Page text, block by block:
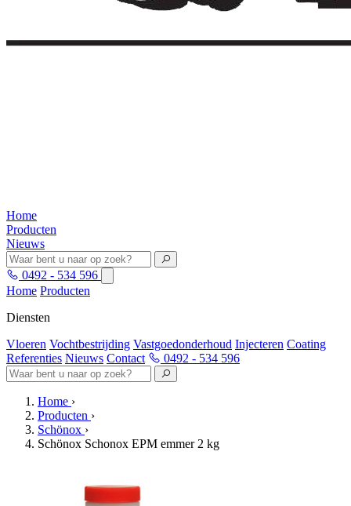
Home
Producten
Nieuws
0492 - 534 596
Home Producten
Diensten
Vloeren Vochtbestrijding Vastgoedonderhoud Injecteren Coating
Referenties Nieuws Contact 0492 - 534 596
Home ›
Producten ›
Schönox ›
Schönox Schonox EPM emmer 2 kg